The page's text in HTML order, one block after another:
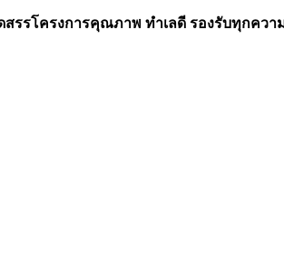
รรโครงการคุณภาพ ทำเลดี รองรับทุกคว